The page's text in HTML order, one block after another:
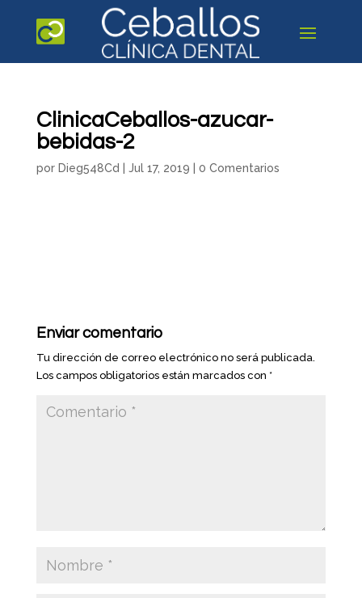
ClinicaCeballos-azucar-
bebidas-2
por Dieg548Cd Jul 17, 2019 0 Comentarios
Enviar comentario
Tu dirección de correo electrónico no será publicada.
Los campos obligatorios están marcados con *